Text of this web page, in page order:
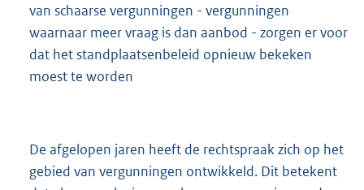
van schaarse vergunningen - vergunningen
waarnaar meer vraag is dan aanbod - zorgen er voor
dat het standplaatsenbeleid opnieuw bekeken
moest te worden
De afgelopen jaren heeft de rechtspraak zich op het
gebied van vergunningen ontwikkeld. Dit betekent